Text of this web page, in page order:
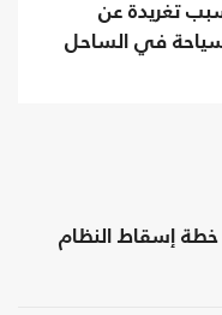
تغريدة عن
في الساحل
خطة إسقاط النظام